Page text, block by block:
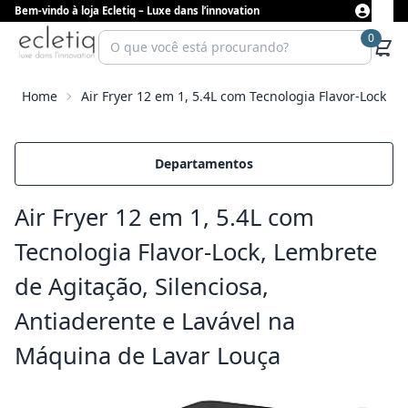
Bem-vindo à loja Ecletiq – Luxe dans l’innovation
0
Home Air Fryer 12 em 1, 5.4L com Tecnologia Flavor-Lock,
Departamentos
Air Fryer 12 em 1, 5.4L com
Tecnologia Flavor-Lock, Lembrete
de Agitação, Silenciosa,
Antiaderente e Lavável na
Máquina de Lavar Louça